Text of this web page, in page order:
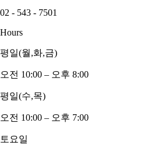
02 - 543 - 7501
Hours
평일(월,화,금)
오전 10:00 – 오후 8:00
평일(수,목)
오전 10:00 – 오후 7:00
토요일